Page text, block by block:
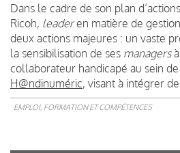
Dans le cadre de son plan
Ricoh, leaderen matière de
deux actions majeures : un vaste
la sensibilisation de ses managersà
collaborateur handicapé au sein
H@ndinuméric, visant à intégrer
EMPLOI, FORMATION ET COMPÉTENCES